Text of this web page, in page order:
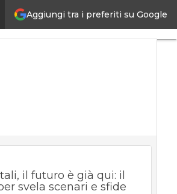
Aggiungi tra i preferiti su Google
il futuro è già qui: il
svela scenari e sfide